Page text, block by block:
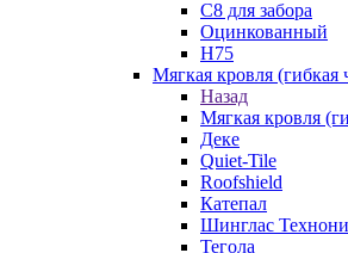
С8 для забора
Оцинкованный
Н75
Мягкая кровля (гибкая
Назад
Мягкая кровля
Деке
Quiet-Tile
Roofshield
Катепал
Шинглас
Тегола